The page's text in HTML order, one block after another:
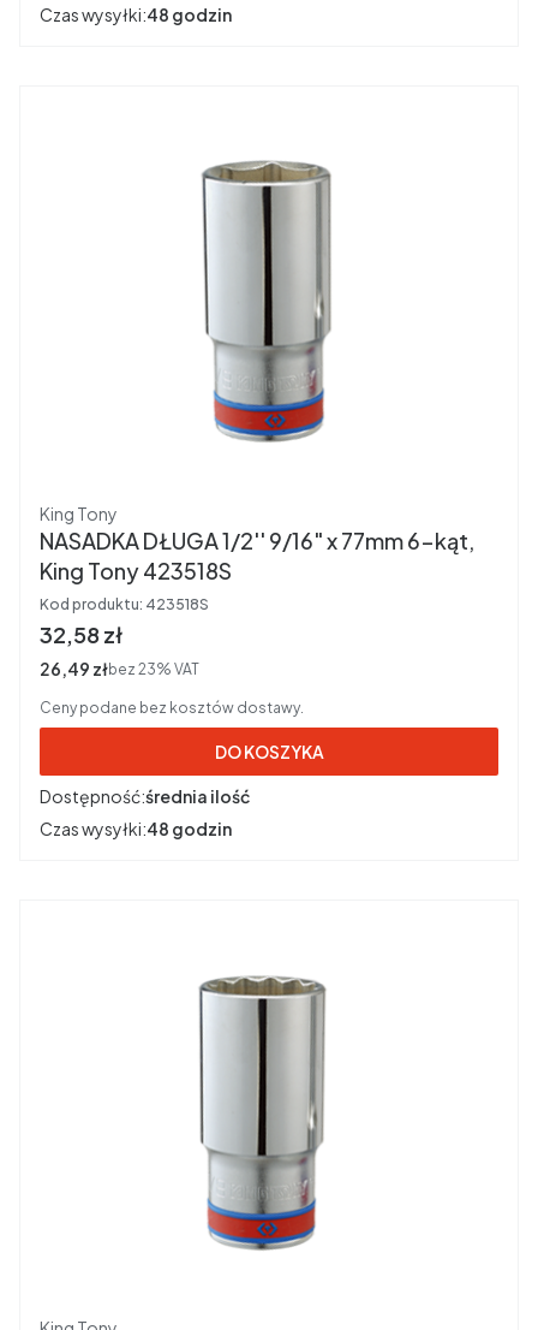
Czas wysyłki:48 godzin
Producent
King Tony
NASADKA DŁUGA 1/2'' 9/16" x 77mm 6-kąt,
King Tony 423518S
Kod produktu: 423518S
Cena brutto
32,58 zł
Cena netto
26,49 złbez 23% VAT
Ceny podane bez kosztów dostawy.
DO KOSZYKA
Dostępność:średnia ilość
Czas wysyłki:48 godzin
Producent